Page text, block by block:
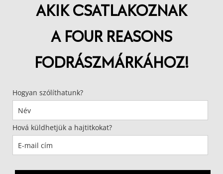
AKIK CSATLAKOZNAK
A FOUR REASONS
FODRÁSZMÁRKÁHOZ!
Hogyan szólíthatunk?
Hová küldhetjük a hajtitkokat?